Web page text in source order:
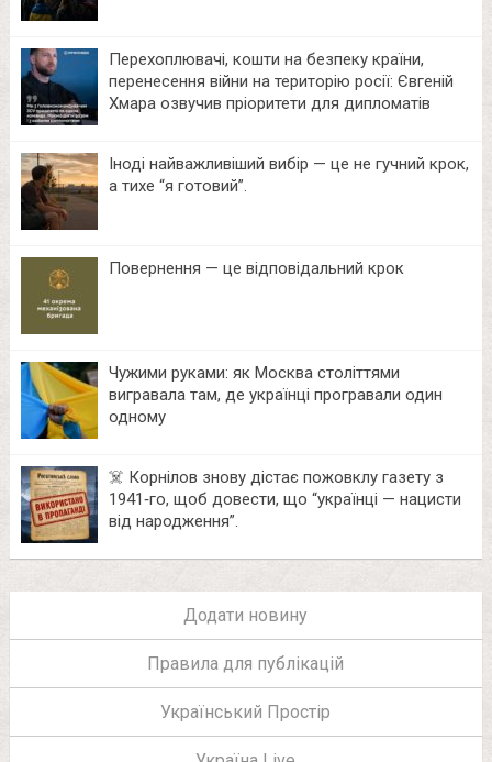
Перехоплювачі, кошти на безпеку країни,
перенесення війни на територію росії: Євгеній
Хмара озвучив пріоритети для дипломатів
Іноді найважливіший вибір — це не гучний крок,
а тихе “я готовий”.
Повернення — це відповідальний крок
Чужими руками: як Москва століттями
вигравала там, де українці програвали один
одному
☠️ Корнілов знову дістає пожовклу газету з
1941‑го, щоб довести, що “українці — нацисти
від народження”.
Додати новину
Правила для публікацій
Український Простір